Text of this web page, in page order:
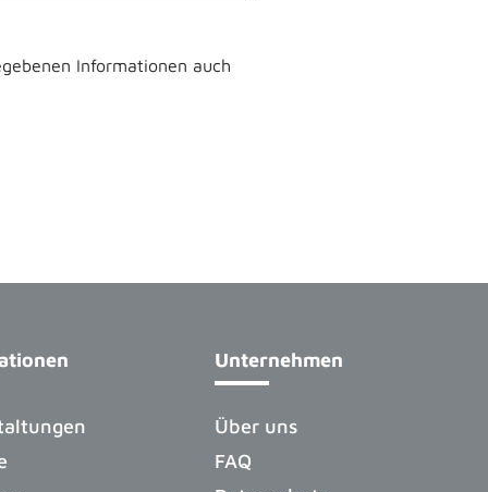
Informationen auch
Unternehmen
Über uns
FAQ